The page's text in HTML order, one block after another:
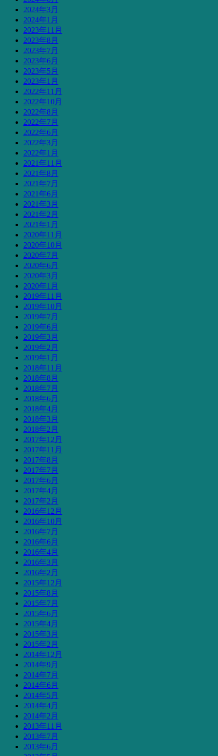
2024年3月
2024年1月
2023年11月
2023年8月
2023年7月
2023年6月
2023年5月
2023年1月
2022年11月
2022年10月
2022年8月
2022年7月
2022年6月
2022年3月
2022年1月
2021年11月
2021年8月
2021年7月
2021年6月
2021年3月
2021年2月
2021年1月
2020年11月
2020年10月
2020年7月
2020年6月
2020年3月
2020年1月
2019年11月
2019年10月
2019年7月
2019年6月
2019年3月
2019年2月
2019年1月
2018年11月
2018年8月
2018年7月
2018年6月
2018年4月
2018年3月
2018年2月
2017年12月
2017年11月
2017年8月
2017年7月
2017年6月
2017年4月
2017年2月
2016年12月
2016年10月
2016年7月
2016年6月
2016年4月
2016年3月
2016年2月
2015年12月
2015年8月
2015年7月
2015年6月
2015年4月
2015年3月
2015年2月
2014年12月
2014年9月
2014年7月
2014年6月
2014年5月
2014年4月
2014年2月
2013年11月
2013年7月
2013年6月